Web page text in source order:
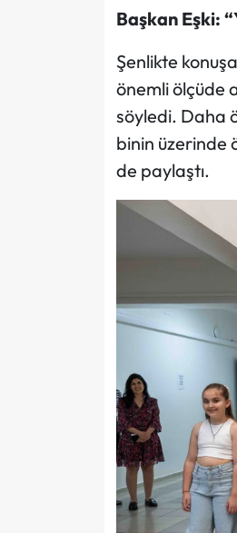
Başkan Eşki:
Şenlikte
önemli ölçüde
söyledi. Daha
binin üzerinde
de paylaştı.